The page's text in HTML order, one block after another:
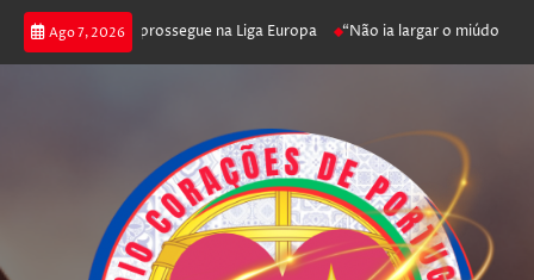
Ago 7, 2026
joga poker e prossegue na Liga Europa “Não ia largar o miúdo”.